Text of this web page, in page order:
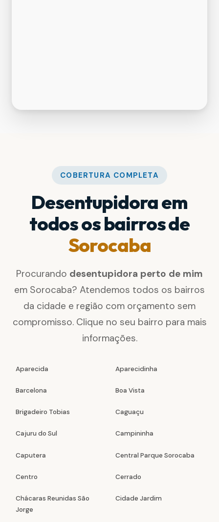
COBERTURA COMPLETA
Desentupidora em
todos os bairros de
Sorocaba
Procurando desentupidora perto de mim
em Sorocaba? Atendemos todos os bairros
da cidade e região com orçamento sem
compromisso. Clique no seu bairro para mais
informações.
Aparecida Aparecidinha
Barcelona Boa Vista
Brigadeiro Tobias Caguaçu
Cajuru do Sul Campininha
Caputera Central Parque Sorocaba
Centro Cerrado
Chácaras Reunidas São
Jorge
Cidade Jardim